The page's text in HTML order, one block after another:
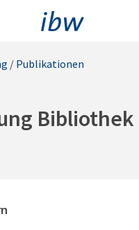
/ Publikationen
Bibliothek